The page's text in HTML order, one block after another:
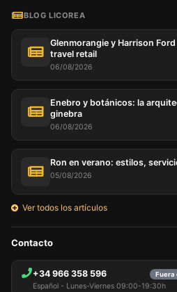
BLOG LICOREA
Glenmorangie y Harrison
travel retail
06/08/2026
Enebro y botánicos: la
ginebra
06/08/2026
Ron en verano: estilos,
05/08/2026
Ver todos los artículos
Contacto
+34 966 358 596 Fuera
Español - Lunes-Viernes 09:00-19:30h